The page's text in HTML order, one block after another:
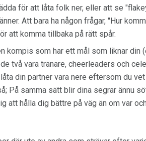
för att låta folk ner, eller att se
Att bara ha någon frågar, "Hur
att komma tillbaka på rätt spår.
kompis som har ett mål som liknar
två vara tränare, cheerleaders och
din partner vara nere eftersom du
På samma sätt blir dina segrar ännu
att hålla dig bättre på väg än om var